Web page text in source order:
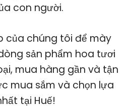
con người.
của chúng tôi để mày
sản phẩm hoa tươi
mua hàng gần và tận
mua sắm và chọn lựa
tại Huế!